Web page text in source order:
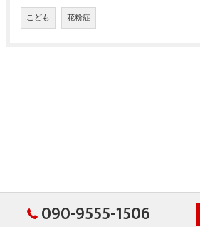
こども 花粉症
090-9555-1506